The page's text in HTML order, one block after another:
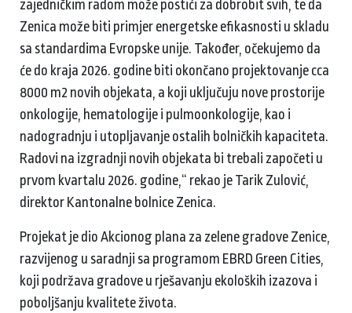
zajedničkim radom može postići za dobrobit svih, te da
Zenica može biti primjer energetske efikasnosti u skladu
sa standardima Evropske unije. Također, očekujemo da
će do kraja 2026. godine biti okončano projektovanje cca
8000 m2 novih objekata, a koji uključuju nove prostorije
onkologije, hematologije i pulmoonkologije, kao i
nadogradnju i utopljavanje ostalih bolničkih kapaciteta.
Radovi na izgradnji novih objekata bi trebali započeti u
prvom kvartalu 2026. godine,“ rekao je Tarik Zulović,
direktor Kantonalne bolnice Zenica.
Projekat je dio Akcionog plana za zelene gradove Zenice,
razvijenog u saradnji sa programom EBRD Green Cities,
koji podržava gradove u rješavanju ekoloških izazova i
poboljšanju kvalitete života.